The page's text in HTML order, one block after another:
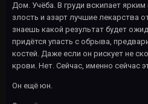
Дом. Учёба. В груди вскипает
злость и азарт лучшие лекарства
знаешь какой результат будет
придётся упасть с обрыва,
костей. Даже если он рискует не
крови. Нет. Сейчас, именно сейчас
Он ещё юн.